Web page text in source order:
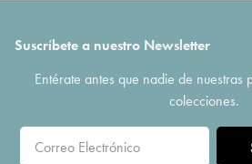
Suscríbete a nuestro Newsletter
Entérate antes que nadie de nuestras
colecciones.